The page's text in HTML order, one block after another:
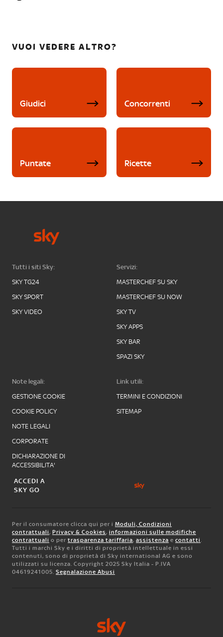
VUOI VEDERE ALTRO?
Giudici Concorrenti
Puntate Ricette
Tutti i siti Sky:
SKY TG24
SKY SPORT
SKY VIDEO
Servizi:
MASTERCHEF SU SKY
MASTERCHEF SU NOW
SKY TV
SKY APPS
SKY BAR
SPAZI SKY
Note legali:
GESTIONE COOKIE
COOKIE POLICY
NOTE LEGALI
CORPORATE
DICHIARAZIONE DI
ACCESSIBILITA'
Link utili:
TERMINI E CONDIZIONI
SITEMAP
ACCEDI A
SKY GO
Per il consumatore clicca qui per i Moduli, Condizioni
contrattuali, Privacy & Cookies, informazioni sulle modifiche
contrattuali o per trasparenza tariffaria, assistenza e contatti.
Tutti i marchi Sky e i diritti di proprietà intellettuale in essi
contenuti, sono di proprietà di Sky international AG e sono
utilizzati su licenza. Copyright 2025 Sky Italia - P.IVA
04619241005. Segnalazione Abusi